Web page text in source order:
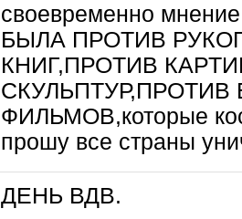
своевременно
БЫЛА ПРОТИВ
КНИГ,ПРОТИВ
СКУЛЬПТУР,ПРОТИВ
ФИЛЬМОВ,которые
прошу все страны
ДЕНЬ ВДВ.